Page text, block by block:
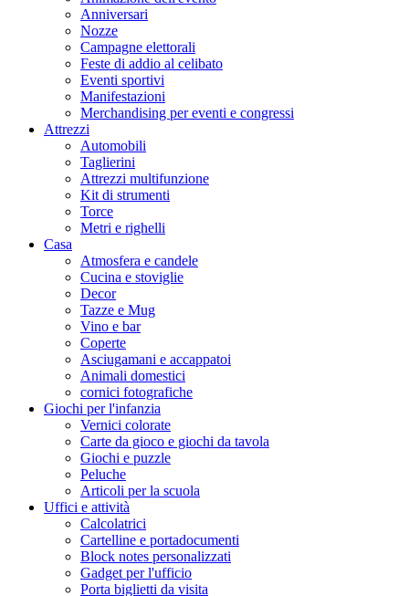
Anniversari
Nozze
Campagne elettorali
Feste di addio al celibato
Eventi sportivi
Manifestazioni
Merchandising per eventi e congressi
Attrezzi
Automobili
Taglierini
Attrezzi multifunzione
Kit di strumenti
Torce
Metri e righelli
Casa
Atmosfera e candele
Cucina e stoviglie
Decor
Tazze e Mug
Vino e bar
Coperte
Asciugamani e accappatoi
Animali domestici
cornici fotografiche
Giochi per l'infanzia
Vernici colorate
Carte da gioco e giochi da tavola
Giochi e puzzle
Peluche
Articoli per la scuola
Uffici e attività
Calcolatrici
Cartelline e portadocumenti
Block notes personalizzati
Gadget per l'ufficio
Porta biglietti da visita